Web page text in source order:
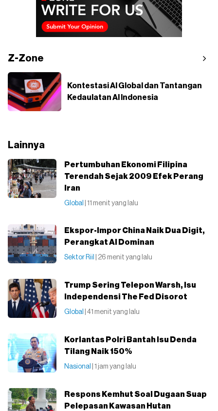
Z-Zone
Kontestasi AI Global dan Tantangan
Kedaulatan AI Indonesia
Lainnya
Pertumbuhan Ekonomi Filipina
Terendah Sejak 2009 Efek Perang
Iran
Global | 11 menit yang lalu
Ekspor-Impor China Naik Dua Digit,
Perangkat AI Dominan
Sektor Riil | 26 menit yang lalu
Trump Sering Telepon Warsh, Isu
Independensi The Fed Disorot
Global | 41 menit yang lalu
Korlantas Polri Bantah Isu Denda
Tilang Naik 150%
Nasional | 1 jam yang lalu
Respons Kemhut Soal Dugaan Suap
Pelepasan Kawasan Hutan